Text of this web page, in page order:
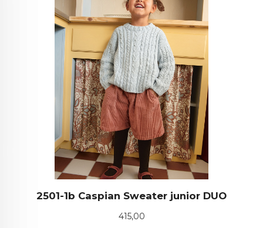
2501-1b Caspian Sweater junior DUO
Pris
415,00